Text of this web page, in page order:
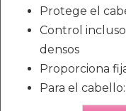
Protege el
Control
densos
Proporciona
Para el